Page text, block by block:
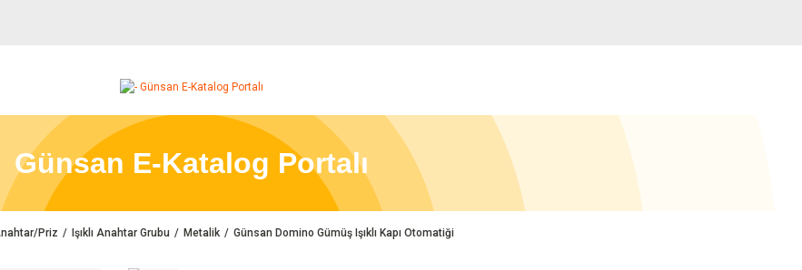
Günsan E-Katalog Portalı
Priz Işıklı Anahtar Grubu Metalik Günsan Domino Gümüş Işıklı Kapı Otomatiği